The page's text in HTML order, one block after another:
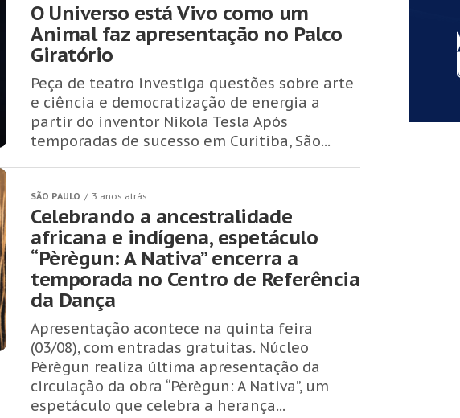
O Universo está Vivo como um
Animal faz apresentação no Palco
Giratório
Peça de teatro investiga questões sobre arte
e ciência e democratização de energia a
partir do inventor Nikola Tesla Após
temporadas de sucesso em Curitiba, São...
SÃO PAULO 3 anos atrás
Celebrando a ancestralidade
africana e indígena, espetáculo
“Pèrègun: A Nativa” encerra a
temporada no Centro de Referência
da Dança
Apresentação acontece na quinta feira
(03/08), com entradas gratuitas. Núcleo
Pèrègun realiza última apresentação da
circulação da obra “Pèrègun: A Nativa”, um
espetáculo que celebra a herança...